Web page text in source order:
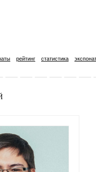
рейтинг статистика